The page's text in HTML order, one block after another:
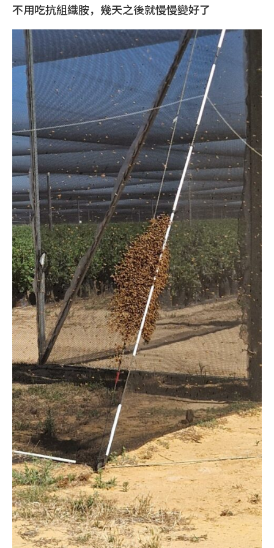
不用吃抗組織胺，幾天之後就慢慢變好了